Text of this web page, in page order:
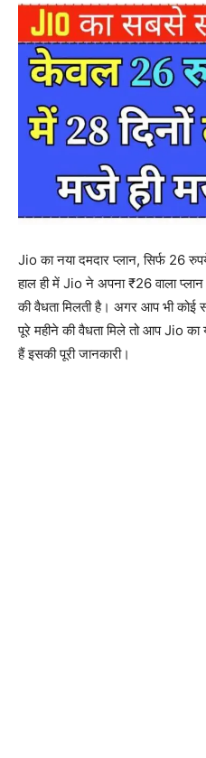
Jio का नया दमदार प्लान, सिर्फ 26
हाल ही में Jio ने अपना ₹26 वाला
की वैधता मिलती है। अगर आप भी कोई
पूरे महीने की वैधता मिले तो आप Jio
हैं इसकी पूरी जानकारी।